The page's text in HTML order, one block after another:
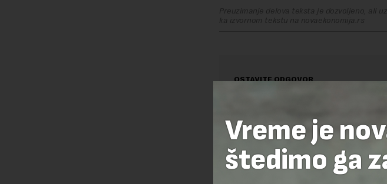
Preuzimanje delova teksta je dozvoljeno, ali
ka izvornom tekstu na novaekonomija.rs
OSTAVITE ODGOVOR
Vreme je
štedimo ga